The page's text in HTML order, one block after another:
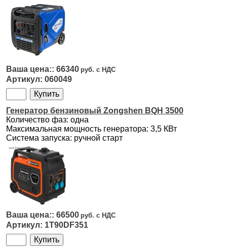
66340
060049
Генератор бензиновый Zongshen BQH 3500
Количество фаз: одна
Максимальная мощность генератора: 3,5 КВт
Система запуска: ручной старт
66500
1T90DF351